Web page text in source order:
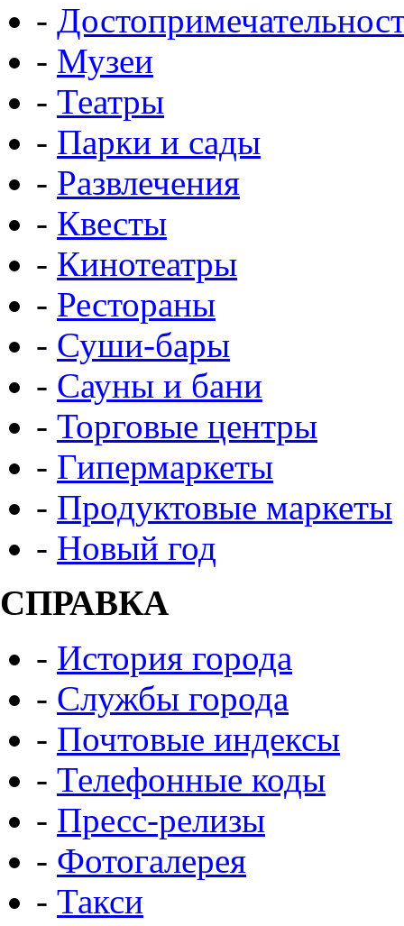
-
- Музеи
- Театры
- Парки и сады
- Развлечения
- Квесты
- Кинотеатры
- Рестораны
- Суши-бары
- Сауны и бани
- Торговые центры
- Гипермаркеты
- Продуктовые маркеты
- Новый год
СПРАВКА
- История города
- Службы города
- Почтовые индексы
- Телефонные коды
- Пресс-релизы
- Фотогалерея
- Такси